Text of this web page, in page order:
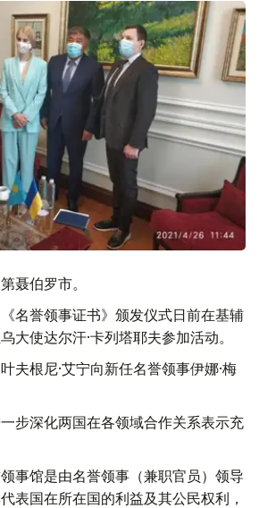
聂伯罗市。
名誉领事证书》颁发仪式日前在基辅
大使达尔汗·卡列塔耶夫参加活动。
夫根尼·艾宁向新任名誉领事伊娜·梅
步深化两国在各领域合作关系表示充
事馆是由名誉领事（兼职官员）领导
表国在所在国的利益及其公民权利，